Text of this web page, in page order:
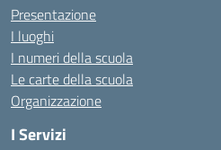
Presentazione
I luoghi
I numeri della scuola
Le carte della scuola
Organizzazione
I Servizi